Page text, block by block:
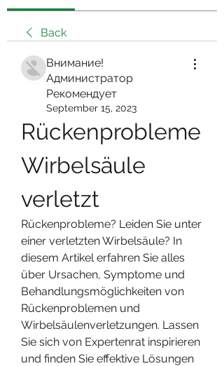
Back
Внимание!
Администратор
Рекомендует
September 15, 2023
Rückenprobleme
Wirbelsäule
verletzt
Rückenprobleme? Leiden Sie unter
einer verletzten Wirbelsäule? In
diesem Artikel erfahren Sie alles
über Ursachen, Symptome und
Behandlungsmöglichkeiten von
Rückenproblemen und
Wirbelsäulenverletzungen. Lassen
Sie sich von Expertenrat inspirieren
und finden Sie effektive Lösungen